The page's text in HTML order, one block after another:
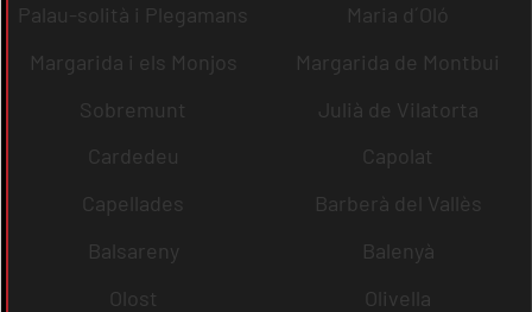
Palau-solità i Plegamans
Maria d´Oló
Margarida i els Monjos
Margarida de Montbui
Sobremunt
Julià de Vilatorta
Cardedeu
Capolat
Capellades
Barberà del Vallès
Balsareny
Balenyà
Olost
Olivella